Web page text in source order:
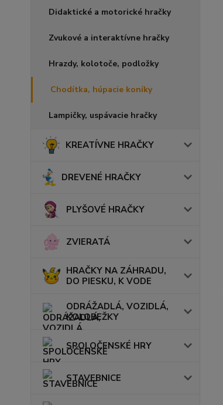
Didaktické a motorické hračky
Zvukové a interaktívne hračky
Hrazdy, kolotoče, podložky
Chodítka, húpacie koníky
Lampičky, uspávacie hračky
KREATÍVNE HRAČKY
DREVENÉ HRAČKY
PLYŠOVÉ HRAČKY
ZVIERATÁ
HRAČKY NA ZÁHRADU,
DO PIESKU, K VODE
ODRÁŽADLÁ, VOZIDLÁ,
KOLOBEŽKY
SPOLOČENSKÉ HRY
STAVEBNICE